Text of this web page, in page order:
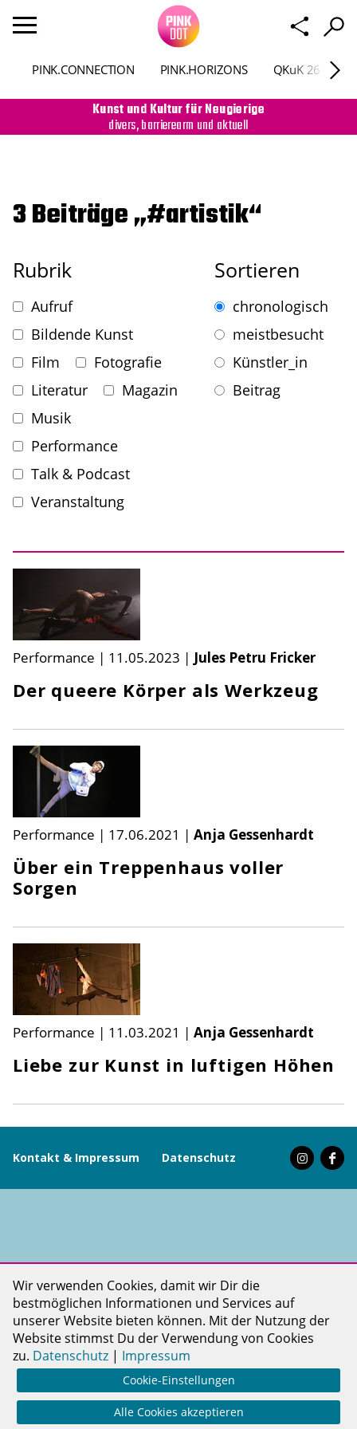
PINK.CONNECTION PINK.HORIZONS QKuK 26
Kunst und Kultur für Neugierige
divers, barrierearm und aktuell
3 Beiträge „#artistik“
Rubrik
Aufruf
Bildende Kunst
Film
Fotografie
Literatur
Magazin
Musik
Performance
Talk & Podcast
Veranstaltung
Sortieren
chronologisch
meistbesucht
Künstler_in
Beitrag
Performance | 11.05.2023 | Jules Petru Fricker
Der queere Körper als Werkzeug
Performance | 17.06.2021 | Anja Gessenhardt
Über ein Treppenhaus voller
Sorgen
Performance | 11.03.2021 | Anja Gessenhardt
Liebe zur Kunst in luftigen Höhen
Kontakt & Impressum Datenschutz
Wir verwenden Cookies, damit wir Dir die
bestmöglichen Informationen und Services auf
unserer Website bieten können. Mit der Nutzung der
Website stimmst Du der Verwendung von Cookies
zu. Datenschutz | Impressum
Cookie-Einstellungen
Alle Cookies akzeptieren